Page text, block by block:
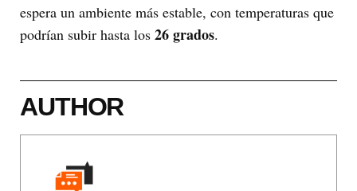
espera un ambiente más estable, con temperaturas que
podrían subir hasta los 26 grados.
AUTHOR